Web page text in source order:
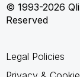
© 1993-2026
Reserved
Legal Policies